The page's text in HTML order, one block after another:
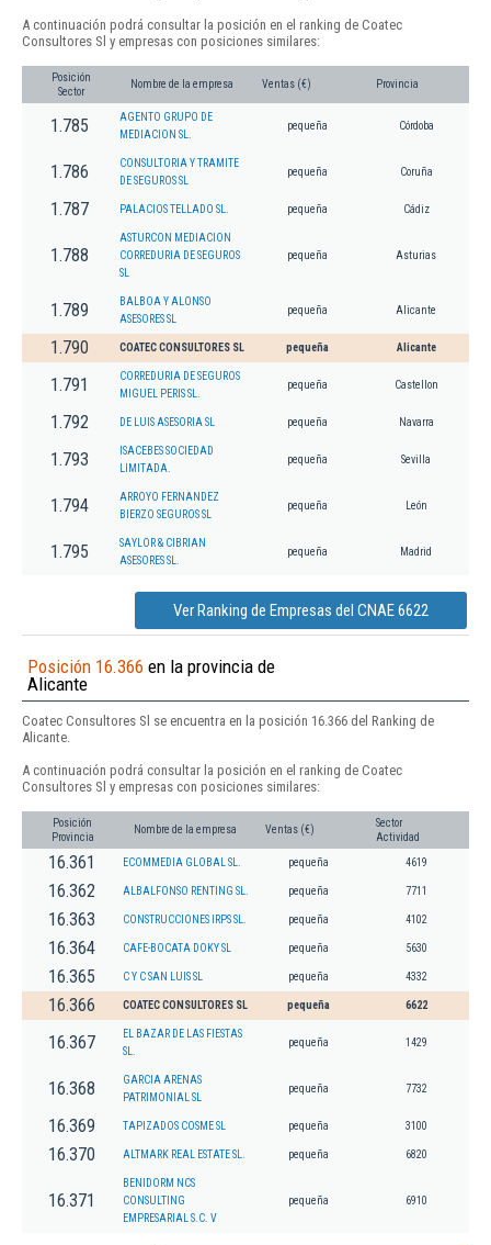
A continuación podrá consultar la posición en el ranking de Coatec
Consultores Sl y empresas con posiciones similares:
Posición
Sector
Nombre de la empresa Ventas (€) Provincia
1.785
AGENTO GRUPO DE
MEDIACION SL.
pequeña Córdoba
1.786
CONSULTORIA Y TRAMITE
DE SEGUROS SL
pequeña Coruña
1.787 PALACIOS TELLADO SL. pequeña Cádiz
1.788
ASTURCON MEDIACION
CORREDURIA DE SEGUROS
SL
pequeña Asturias
1.789
BALBOA Y ALONSO
ASESORES SL
pequeña Alicante
1.790 COATEC CONSULTORES SL pequeña Alicante
1.791
CORREDURIA DE SEGUROS
MIGUEL PERIS SL.
pequeña Castellon
1.792 DE LUIS ASESORIA SL pequeña Navarra
1.793
ISACEBES SOCIEDAD
LIMITADA.
pequeña Sevilla
1.794
ARROYO FERNANDEZ
BIERZO SEGUROS SL
pequeña León
1.795
SAYLOR & CIBRIAN
ASESORES SL.
pequeña Madrid
Ver Ranking de Empresas del CNAE 6622
Posición 16.366 en la provincia de
Alicante
Coatec Consultores Sl se encuentra en la posición 16.366 del Ranking de
Alicante.
A continuación podrá consultar la posición en el ranking de Coatec
Consultores Sl y empresas con posiciones similares:
Posición
Provincia
Nombre de la empresa Ventas (€)
Sector
Actividad
16.361 ECOMMEDIA GLOBAL SL. pequeña 4619
16.362 ALBALFONSO RENTING SL. pequeña 7711
16.363 CONSTRUCCIONES IRPS SL. pequeña 4102
16.364 CAFE-BOCATA DOKY SL pequeña 5630
16.365 C Y C SAN LUIS SL pequeña 4332
16.366 COATEC CONSULTORES SL pequeña 6622
16.367
EL BAZAR DE LAS FIESTAS
SL.
pequeña 1429
16.368
GARCIA ARENAS
PATRIMONIAL SL
pequeña 7732
16.369 TAPIZADOS COSME SL pequeña 3100
16.370 ALTMARK REAL ESTATE SL. pequeña 6820
16.371
BENIDORM NCS
CONSULTING
EMPRESARIAL S.C. V
pequeña 6910